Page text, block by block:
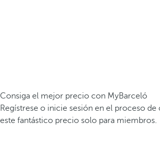
Consiga el mejor precio con MyBarceló
Regístrese o inicie sesión en el proceso
este fantástico precio solo para miembros.